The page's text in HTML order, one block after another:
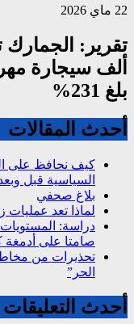
22 ماي 2026
بلغ 231%
أحدث المقالات
كيف نحافظ على
السياسية قبل
بلاغ صحفي
لماذا تعد عمليات
صامتا على أدمغة
تحذيرات من
الحر”
أحدث التعليقات